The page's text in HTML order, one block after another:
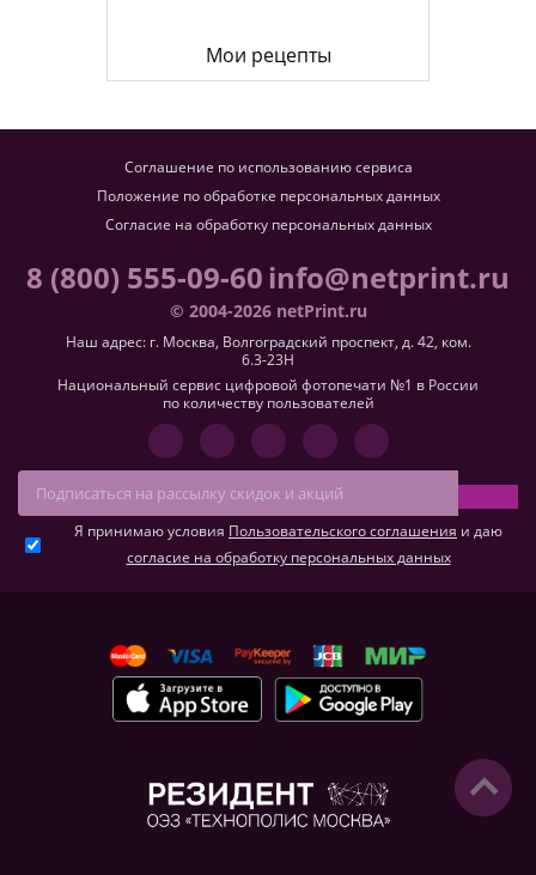
Мои рецепты
Соглашение по использованию сервиса
Положение по обработке персональных данных
Согласие на обработку персональных данных
8 (800) 555-09-60info@netprint.ru
© 2004-2026 netPrint.ru
Наш адрес: г. Москва, Волгоградский проспект, д. 42, ком.
6.3-23H
Национальный сервис цифровой фотопечати №1 в России
по количеству пользователей
Я принимаю условия Пользовательского соглашения и даю
согласие на обработку персональных данных